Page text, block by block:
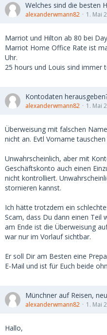
Welches sind die besten
alexanderwmann82 1. Mai
Marriot und Hilton ab 80 bei
Marriot Home Office Rate ist
Uhr.
25 hours und Louis sind immer
Kontodaten
alexanderwmann82 1. Mai
Überweisung mit falschen
nicht an. Evtl Vorname
Unwahrscheinlich, aber mit
Geschäftskonto auch einen
nicht kontrolliert.
stornieren kannst.
Ich hätte trotzdem ein
Scam, dass Du dann einen Teil
am Ende ist die Überweisung
war nur im Vorlauf sichtbar.
Er soll Dir am Besten eine
E-Mail und ist für Euch beide
Münchner auf Reisen,
alexanderwmann82 1. Mai
Hallo,